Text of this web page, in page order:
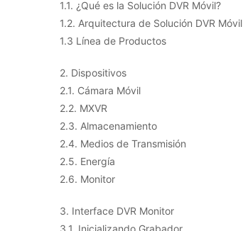
1.1. ¿Qué es la Solución DVR Móvil?
1.2. Arquitectura de Solución DVR Móvil
1.3 Línea de Productos
2. Dispositivos
2.1. Cámara Móvil
2.2. MXVR
2.3. Almacenamiento
2.4. Medios de Transmisión
2.5. Energía
2.6. Monitor
3. Interface DVR Monitor
3.1. Inicializando Grabador